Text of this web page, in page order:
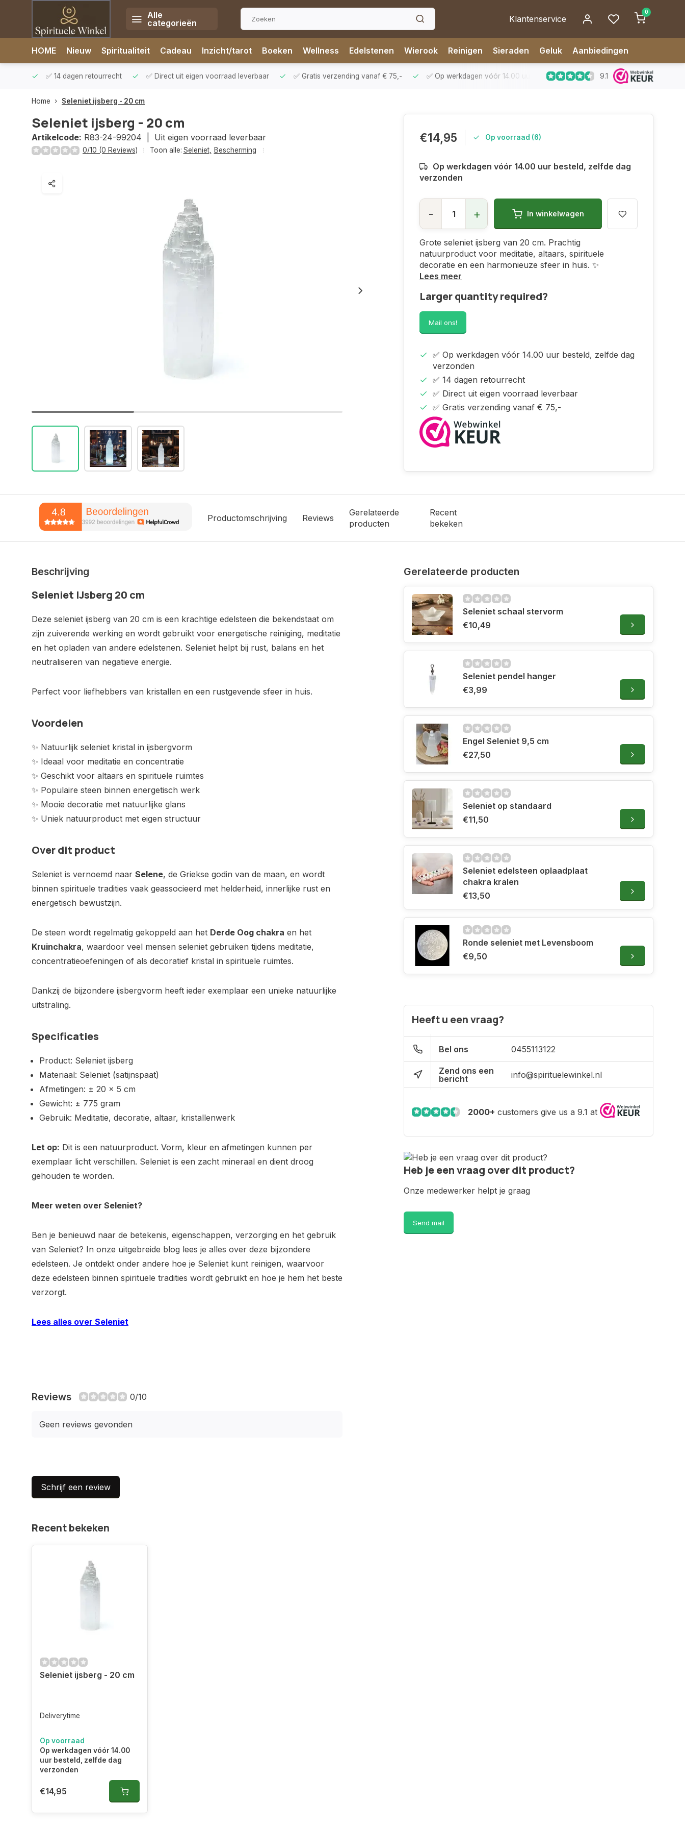
Alle
categorieën
Klantenservice
0
HOME Nieuw Spiritualiteit Cadeau Inzicht/tarot Boeken Wellness Edelstenen Wierook Reinigen Sieraden Geluk Aanbiedingen
✅ 14 dagen retourrecht ✅ Direct uit eigen voorraad leverbaar ✅ Gratis verzending vanaf € 75,- ✅ Op werkdagen vóór 14.00 uur besteld, zelfde dag verzonden
9.1
Home Seleniet ijsberg - 20 cm
Seleniet ijsberg - 20 cm
Artikelcode: R83-24-99204 | Uit eigen voorraad leverbaar
0/10 (0 Reviews) Toon alle: Seleniet, Bescherming
€14,95 Op voorraad (6)
Op werkdagen vóór 14.00 uur besteld, zelfde dag
verzonden
- + In winkelwagen
Grote seleniet ijsberg van 20 cm. Prachtig
natuurproduct voor meditatie, altaars, spirituele
decoratie en een harmonieuze sfeer in huis. ✨
Lees meer
Larger quantity required?
Mail ons!
✅ Op werkdagen vóór 14.00 uur besteld, zelfde dag
verzonden
✅ 14 dagen retourrecht
✅ Direct uit eigen voorraad leverbaar
✅ Gratis verzending vanaf € 75,-
Productomschrijving Reviews
Gerelateerde
producten
Recent
bekeken
Beschrijving
Seleniet IJsberg 20 cm
Deze seleniet ijsberg van 20 cm is een krachtige edelsteen die bekendstaat om
zijn zuiverende werking en wordt gebruikt voor energetische reiniging, meditatie
en het opladen van andere edelstenen. Seleniet helpt bij rust, balans en het
neutraliseren van negatieve energie.
Perfect voor liefhebbers van kristallen en een rustgevende sfeer in huis.
Voordelen
✨ Natuurlijk seleniet kristal in ijsbergvorm
✨ Ideaal voor meditatie en concentratie
✨ Geschikt voor altaars en spirituele ruimtes
✨ Populaire steen binnen energetisch werk
✨ Mooie decoratie met natuurlijke glans
✨ Uniek natuurproduct met eigen structuur
Over dit product
Seleniet is vernoemd naar Selene, de Griekse godin van de maan, en wordt
binnen spirituele tradities vaak geassocieerd met helderheid, innerlijke rust en
energetisch bewustzijn.
De steen wordt regelmatig gekoppeld aan het Derde Oog chakra en het
Kruinchakra, waardoor veel mensen seleniet gebruiken tijdens meditatie,
concentratieoefeningen of als decoratief kristal in spirituele ruimtes.
Dankzij de bijzondere ijsbergvorm heeft ieder exemplaar een unieke natuurlijke
uitstraling.
Specificaties
Product: Seleniet ijsberg
Materiaal: Seleniet (satijnspaat)
Afmetingen: ± 20 x 5 cm
Gewicht: ± 775 gram
Gebruik: Meditatie, decoratie, altaar, kristallenwerk
Let op: Dit is een natuurproduct. Vorm, kleur en afmetingen kunnen per
exemplaar licht verschillen. Seleniet is een zacht mineraal en dient droog
gehouden te worden.
Meer weten over Seleniet?
Ben je benieuwd naar de betekenis, eigenschappen, verzorging en het gebruik
van Seleniet? In onze uitgebreide blog lees je alles over deze bijzondere
edelsteen. Je ontdekt onder andere hoe je Seleniet kunt reinigen, waarvoor
deze edelsteen binnen spirituele tradities wordt gebruikt en hoe je hem het beste
verzorgt.
Lees alles over Seleniet
Reviews 0/10
Geen reviews gevonden
Schrijf een review
Gerelateerde producten
Seleniet schaal stervorm
€10,49
Seleniet pendel hanger
€3,99
Engel Seleniet 9,5 cm
€27,50
Seleniet op standaard
€11,50
Seleniet edelsteen oplaadplaat
chakra kralen
€13,50
Ronde seleniet met Levensboom
€9,50
Heeft u een vraag?
Bel ons 0455113122
Zend ons een
bericht
info@spirituelewinkel.nl
2000+ customers give us a 9.1 at
Heb je een vraag over dit product?
Onze medewerker helpt je graag
Send mail
Recent bekeken
Seleniet ijsberg - 20 cm
Deliverytime
Op voorraad
Op werkdagen vóór 14.00
uur besteld, zelfde dag
verzonden
€14,95